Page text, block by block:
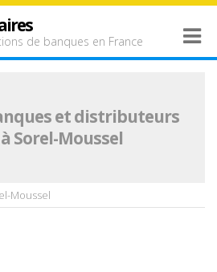
de banques en France
et distributeurs
Sorel-Moussel
Moussel